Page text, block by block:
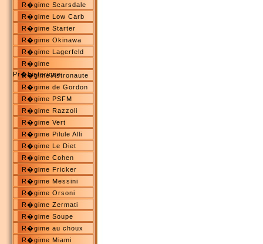
R�gime Scarsdale
R�gime Low Carb
R�gime Starter
R�gime Okinawa
R�gime Lagerfeld
R�gime
Pr�historique
R�gime Astronaute
R�gime de Gordon
R�gime PSFM
R�gime Razzoli
R�gime Vert
R�gime Pilule Alli
R�gime Le Diet
R�gime Cohen
R�gime Fricker
R�gime Messini
R�gime Orsoni
R�gime Zermati
R�gime Soupe
R�gime au choux
R�gime Miami